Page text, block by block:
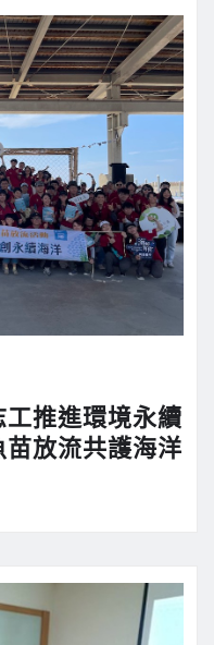
推進環境永續
放流共護海洋